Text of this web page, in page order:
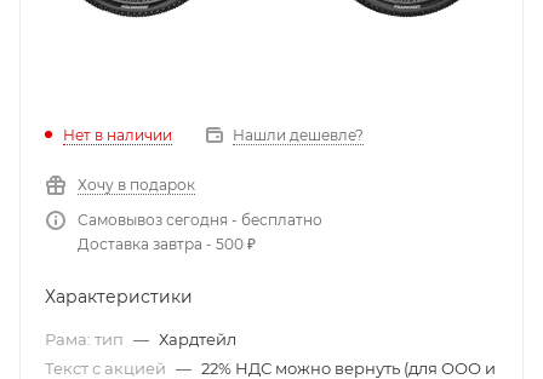
Нет в наличии Нашли дешевле?
Хочу в подарок
Самовывоз сегодня - бесплатно
Доставка завтра - 500 ₽
Характеристики
Рама: тип — Хардтейл
Текст с акцией — 22% НДС можно вернуть (для ООО и